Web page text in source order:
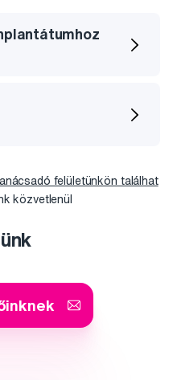
felületünkön találhat
közvetlenül